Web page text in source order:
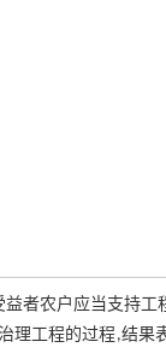
者农户应当支持
工程的过程,结果